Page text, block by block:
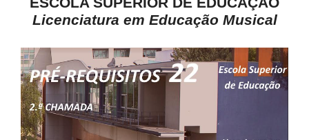
SIGE
ESAQ sem Bullying
SASE
Clubes Escolares
Licenciatura em Educação Musical